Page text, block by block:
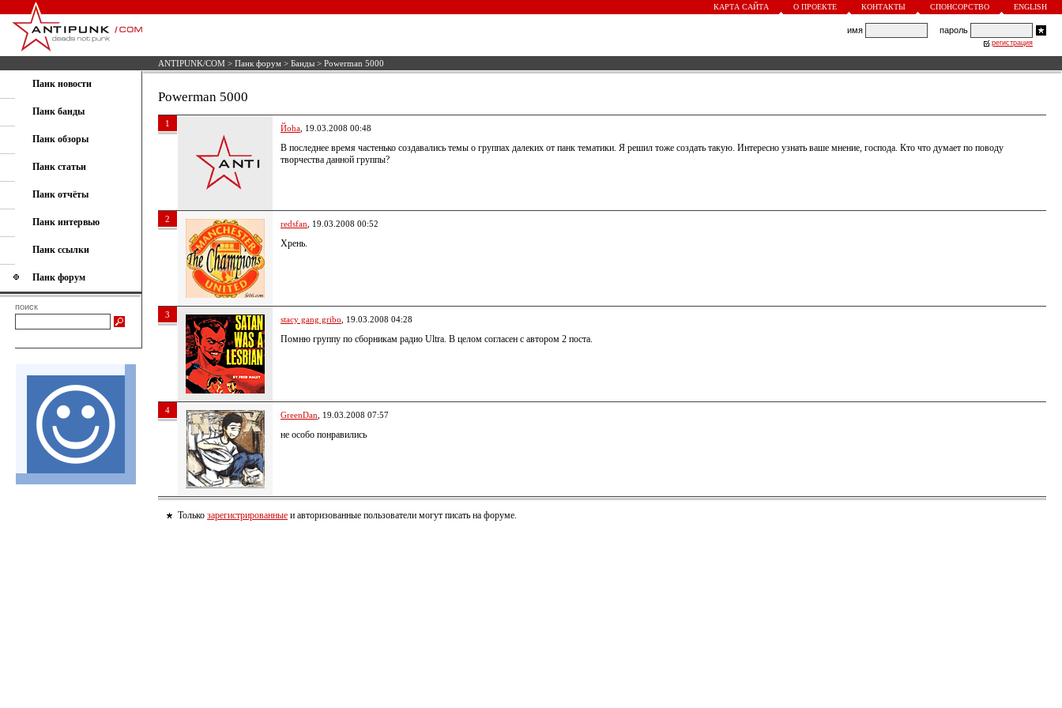
КАРТА САЙТА О ПРОЕКТЕ КОНТАКТЫ СПОНСОРСТВО ENGLISH
имя пароль
регистрация
ANTIPUNK/COM > Панк форум > Банды > Powerman 5000
Панк новости
Панк банды
Панк обзоры
Панк статьи
Панк отчёты
Панк интервью
Панк ссылки
Панк форум
поиск
Powerman 5000
1 Йoha , 19.03.2008 00:48
В последнее время частенько создавались темы о группах далеких от панк тематики. Я решил тоже создать такую. Интересно узнать ваше мнение, господа. Кто что думает по поводу
творчества данной группы?
2 redsfan , 19.03.2008 00:52
Хрень.
3 stacy gang gribo , 19.03.2008 04:28
Помню группу по сборникам радио Ultra. В целом согласен с автором 2 поста.
4 GreenDan , 19.03.2008 07:57
не особо понравились
Только зарегистрированные и авторизованные пользователи могут писать на форуме.